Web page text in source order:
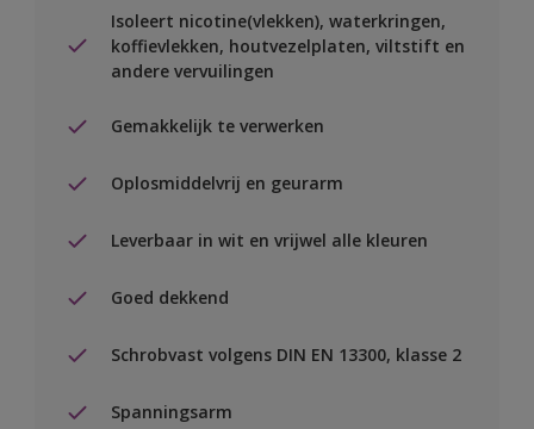
Isoleert nicotine(vlekken), waterkringen,
koffievlekken, houtvezelplaten, viltstift en
andere vervuilingen
Gemakkelijk te verwerken
Oplosmiddelvrij en geurarm
Leverbaar in wit en vrijwel alle kleuren
Goed dekkend
Schrobvast volgens DIN EN 13300, klasse 2
Spanningsarm